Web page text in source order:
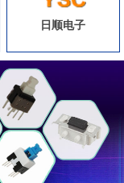
日顺电子